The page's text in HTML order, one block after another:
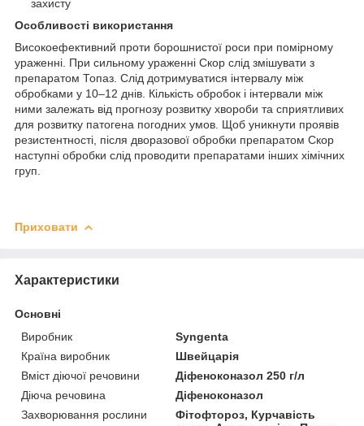
захисту
Особливості використання
Високоефективний проти борошнистої роси при помірному
ураженні. При сильному ураженні Скор слід змішувати з
препаратом Топаз. Слід дотримуватися інтервалу між
обробками у 10–12 днів. Кількість обробок і інтервали між
ними залежать від прогнозу розвитку хвороби та сприятливих
для розвитку патогена погодних умов. Щоб уникнути проявів
резистентності, після дворазової обробки препаратом Скор
наступні обробки слід проводити препаратами інших хімічних
груп.
Приховати
Характеристики
Основні
Виробник
Syngenta
Країна виробник
Швейцарія
Вміст діючої речовини
Діфеноконазол 250 г/л
Діюча речовина
Діфеноконазол
Захворювання рослини
Фітофтороз, Курчавість